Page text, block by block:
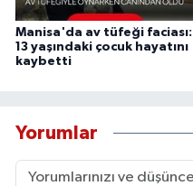
Manisa'da av tüfeği faciası:
13 yaşındaki çocuk hayatını
kaybetti
Yorumlar